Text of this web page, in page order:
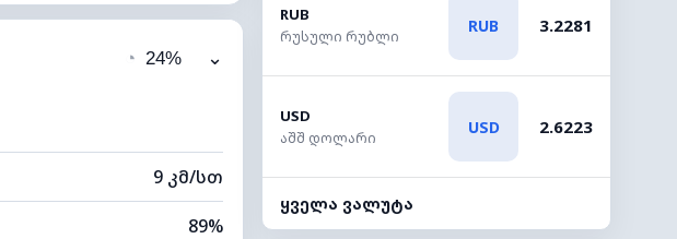
86%
10 კმ
◔ 24% ⌄
9 კმ/სთ
89%
RUB
რუსული რუბლი
RUB 3.2281
USD
აშშ დოლარი
USD 2.6223
ყველა ვალუტა